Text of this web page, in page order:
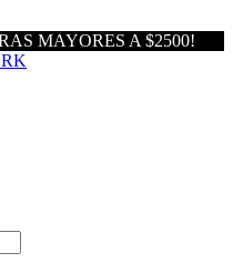
MAYORES A $2500!